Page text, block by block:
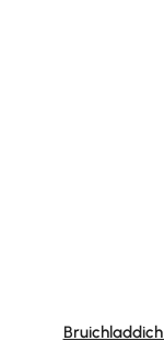
Durchschnittliche